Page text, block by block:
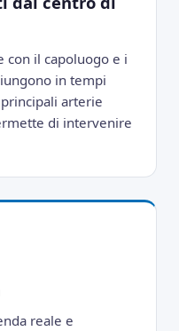
con il capoluogo e i
in tempi
arterie
di intervenire
reale e